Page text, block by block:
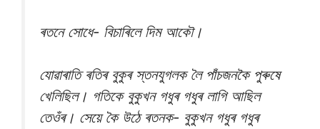
ৰতনে সোধে- বিচাৰিলে দিম আকৌ।
যোৱাৰাতি ৰতিৰ বুকুৰ স্তনযুগলক লৈ পাঁচজনকৈ পুৰুষে
খেলিছিল। গতিকে বুকুখন গধুৰ গধুৰ লাগি আছিল
তেওঁৰ। সেয়ে কৈ উঠে ৰতনক- বুকুখন গধুৰ গধুৰ